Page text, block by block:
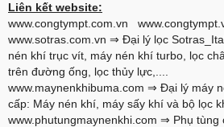
Liên kết website:
www.congtympt.com.vn
www.sotras.com.vn ⇒ Đại lý lọc
nén khí trục vít, máy nén khí turbo, lọc
trên đường ống, lọc thủy lực,....
www.maynenkhibuma.com ⇒ Đại lý máy
cấp: Máy nén khí, máy sấy khí và bộ lọc
www.phutungmaynenkhi.com ⇒ Phụ tùng